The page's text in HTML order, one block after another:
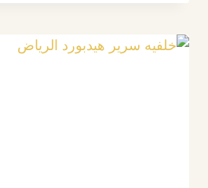
الخشب
حول